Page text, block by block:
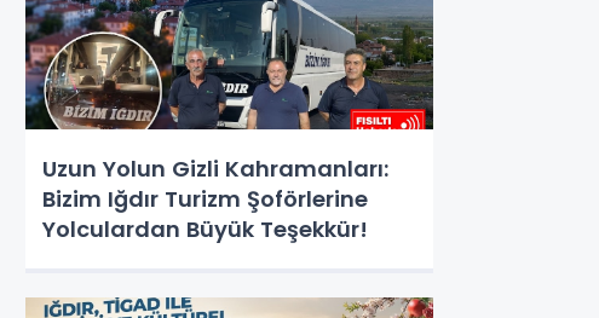
Uzun Yolun Gizli Kahramanları:
Bizim Iğdır Turizm Şoförlerine
Yolculardan Büyük Teşekkür!